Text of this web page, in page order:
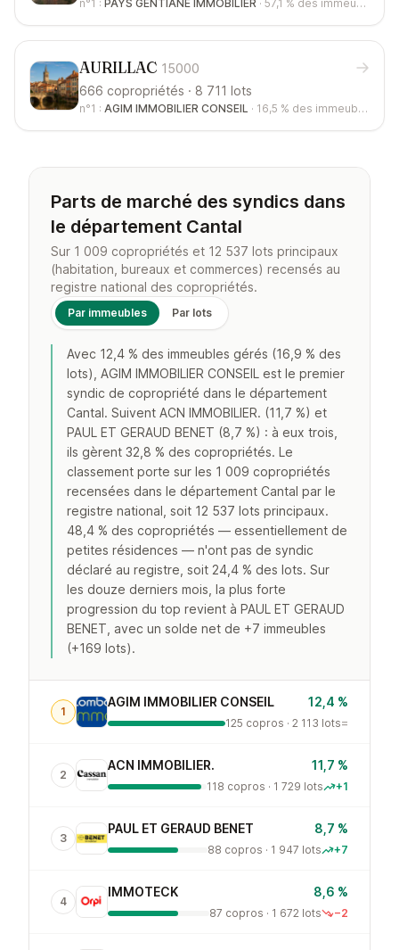
n°1 : PAYS GENTIANE IMMOBILIER · 57,1 % des immeubles
AURILLAC 15000
666 copropriétés · 8 711 lots
n°1 : AGIM IMMOBILIER CONSEIL · 16,5 % des immeubles
Parts de marché des syndics dans
le département Cantal
Sur 1 009 copropriétés et 12 537 lots principaux
(habitation, bureaux et commerces) recensés au
registre national des copropriétés.
Par immeubles Par lots
Avec 12,4 % des immeubles gérés (16,9 % des
lots), AGIM IMMOBILIER CONSEIL est le premier
syndic de copropriété dans le département
Cantal. Suivent ACN IMMOBILIER. (11,7 %) et
PAUL ET GERAUD BENET (8,7 %) : à eux trois,
ils gèrent 32,8 % des copropriétés. Le
classement porte sur les 1 009 copropriétés
recensées dans le département Cantal par le
registre national, soit 12 537 lots principaux.
48,4 % des copropriétés — essentiellement de
petites résidences — n'ont pas de syndic
déclaré au registre, soit 24,4 % des lots. Sur
les douze derniers mois, la plus forte
progression du top revient à PAUL ET GERAUD
BENET, avec un solde net de +7 immeubles
(+169 lots).
1
AGIM IMMOBILIER CONSEIL 12,4 %
125 copros · 2 113 lots=
2
ACN IMMOBILIER. 11,7 %
118 copros · 1 729 lots +1
3
PAUL ET GERAUD BENET 8,7 %
88 copros · 1 947 lots +7
4
IMMOTECK 8,6 %
87 copros · 1 672 lots −2